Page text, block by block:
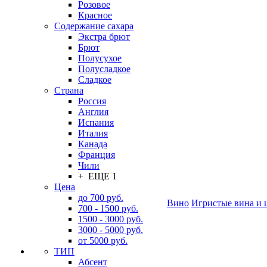
Розовое
Красное
Содержание сахара
Экстра брют
Брют
Полусухое
Полусладкое
Сладкое
Страна
Россия
Англия
Испания
Италия
Канада
Франция
Чили
+ ЕЩЕ 1
Цена
до 700 руб.
700 - 1500 руб.
1500 - 3000 руб.
3000 - 5000 руб.
от 5000 руб.
ТИП
Абсент
Вино Игристые вина и